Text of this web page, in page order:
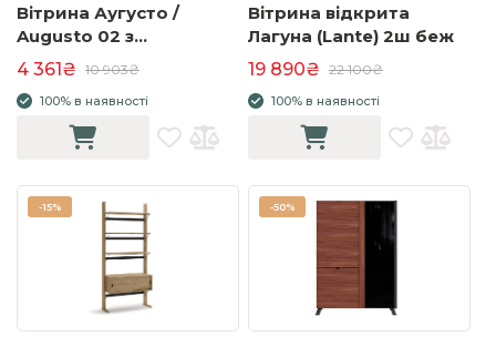
Вітрина Аугусто /
Augusto 02 з
освітленням бодега
сірий/білий
4 361₴ 10 903₴
100% в наявності
Вітрина відкрита
Лагуна (Lante) 2ш беж
19 890₴ 22 100₴
100% в наявності
-15% -50%